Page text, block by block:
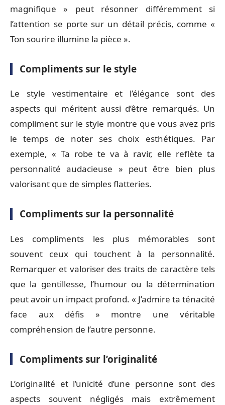
magnifique » peut résonner différemment si
l’attention se porte sur un détail précis, comme «
Ton sourire illumine la pièce ».
Compliments sur le style
Le style vestimentaire et l’élégance sont des
aspects qui méritent aussi d’être remarqués. Un
compliment sur le style montre que vous avez pris
le temps de noter ses choix esthétiques. Par
exemple, « Ta robe te va à ravir, elle reflète ta
personnalité audacieuse » peut être bien plus
valorisant que de simples flatteries.
Compliments sur la personnalité
Les compliments les plus mémorables sont
souvent ceux qui touchent à la personnalité.
Remarquer et valoriser des traits de caractère tels
que la gentillesse, l’humour ou la détermination
peut avoir un impact profond. « J’admire ta ténacité
face aux défis » montre une véritable
compréhension de l’autre personne.
Compliments sur l’originalité
L’originalité et l’unicité d’une personne sont des
aspects souvent négligés mais extrêmement